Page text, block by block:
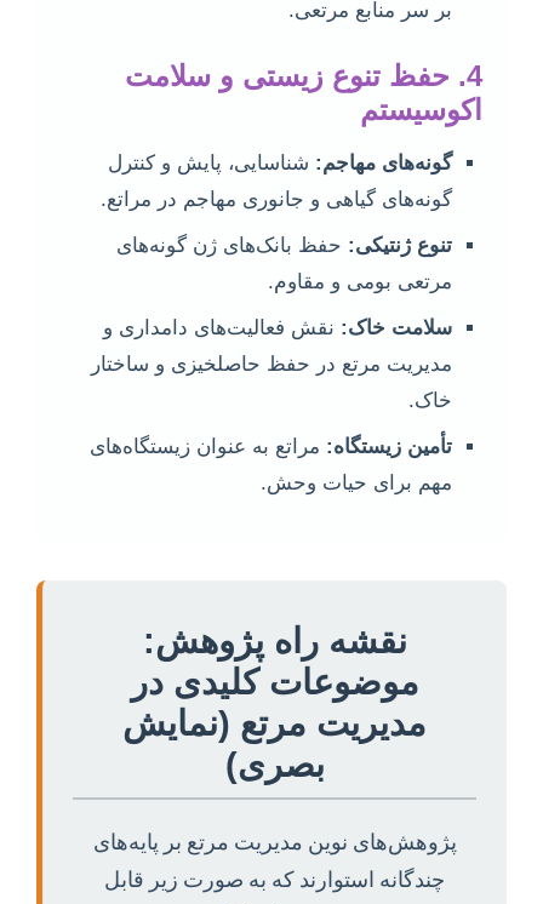
بر سر منابع مرتعی.
4. حفظ تنوع زیستی و سلامت
اکوسیستم
گونه‌های مهاجم: شناسایی، پایش و کنترل
گونه‌های گیاهی و جانوری مهاجم در مراتع.
تنوع ژنتیکی: حفظ بانک‌های ژن گونه‌های
مرتعی بومی و مقاوم.
سلامت خاک: نقش فعالیت‌های دامداری و
مدیریت مرتع در حفظ حاصلخیزی و ساختار
خاک.
تأمین زیستگاه: مراتع به عنوان زیستگاه‌های
مهم برای حیات وحش.
نقشه راه پژوهش:
موضوعات کلیدی در
مدیریت مرتع (نمایش
بصری)
پژوهش‌های نوین مدیریت مرتع بر پایه‌های
چندگانه استوارند که به صورت زیر قابل